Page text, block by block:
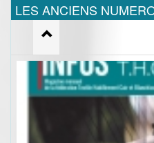
LES ANCIENS